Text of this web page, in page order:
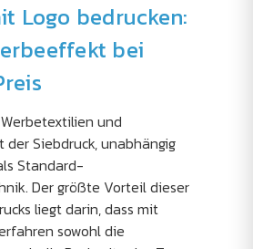
Logo bedrucken:
bei
und
der Siebdruck, unabhängig
Standard-
Der größte Vorteil dieser
liegt darin, dass mit
sowohl die